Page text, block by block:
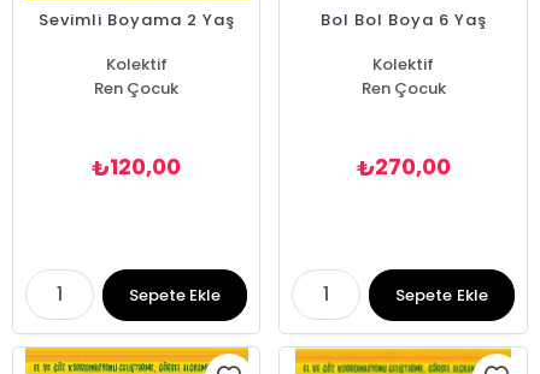
Sevimli Boyama 2 Yaş
Kolektif
Ren Çocuk
₺120,00
Sepete Ekle
Bol Bol Boya 6 Yaş
Kolektif
Ren Çocuk
₺270,00
Sepete Ekle